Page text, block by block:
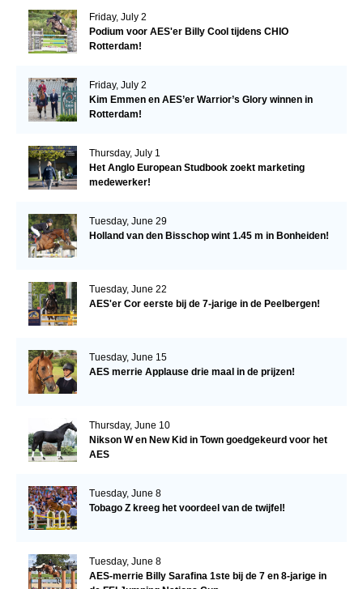
Friday, July 2
Podium voor AES'er Billy Cool tijdens CHIO
Rotterdam!
Friday, July 2
Kim Emmen en AES’er Warrior’s Glory winnen in
Rotterdam!
Thursday, July 1
Het Anglo European Studbook zoekt marketing
medewerker!
Tuesday, June 29
Holland van den Bisschop wint 1.45 m in Bonheiden!
Tuesday, June 22
AES'er Cor eerste bij de 7-jarige in de Peelbergen!
Tuesday, June 15
AES merrie Applause drie maal in de prijzen!
Thursday, June 10
Nikson W en New Kid in Town goedgekeurd voor het
AES
Tuesday, June 8
Tobago Z kreeg het voordeel van de twijfel!
Tuesday, June 8
AES-merrie Billy Sarafina 1ste bij de 7 en 8-jarige in